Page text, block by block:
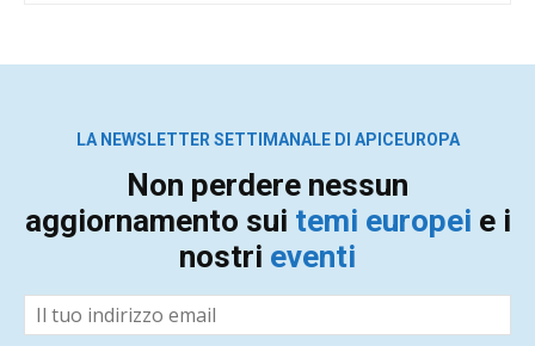
LA NEWSLETTER SETTIMANALE DI APICEUROPA
Non perdere nessun
aggiornamento sui temi europei e i
nostri eventi